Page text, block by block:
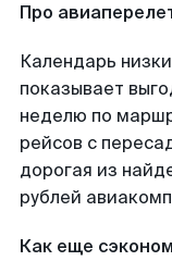
Про
Календарь
показывает
неделю по
рейсов с
дорогая из
рублей
Как еще